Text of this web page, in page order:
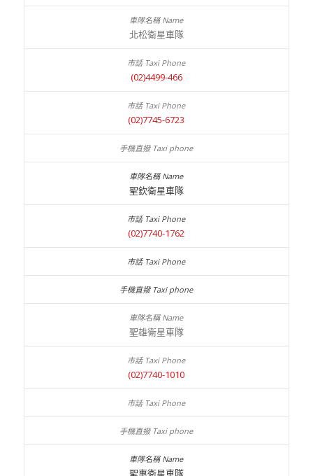
北松衛星車隊
(02)4499-466
(02)7745-6723
聖欽衛星車隊
(02)7740-1762
聖雄衛星車隊
(02)7740-1010
聖惠衛星車隊